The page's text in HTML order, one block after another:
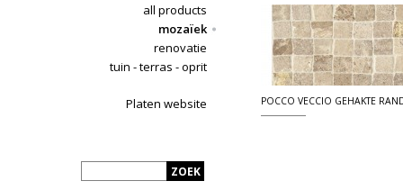
all products
mozaïek
renovatie
tuin - terras - oprit
Platen website POCCO VECCIO GEHAKTE